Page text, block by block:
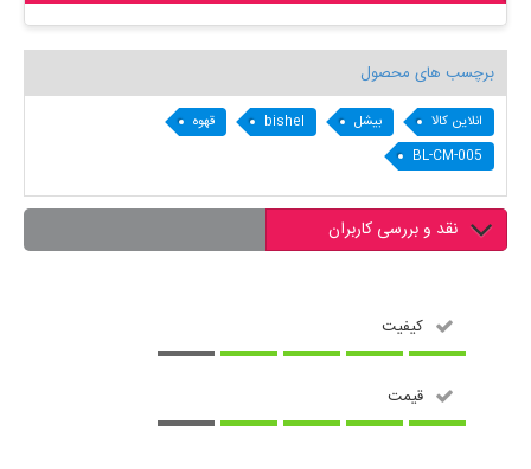
برچسب های محصول
انلاین کالا بیشل bishel
قهوه
BL-CM-005
نقد و بررسی کاربران
کیفیت
قیمت